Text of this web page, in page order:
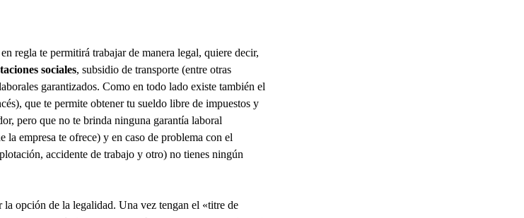
regla te permitirá trabajar de manera legal, quiere decir,
sociales, subsidio de transporte (entre otras
garantizados. Como en todo lado existe también el
que te permite obtener tu sueldo libre de impuestos y
pero que no te brinda ninguna garantía laboral
la empresa te ofrece) y en caso de problema con el
accidente de trabajo y otro) no tienes ningún
la opción de la legalidad. Una vez tengan el «titre de